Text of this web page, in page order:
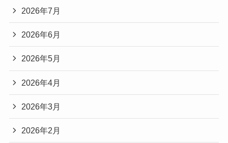
2026年7月
2026年6月
2026年5月
2026年4月
2026年3月
2026年2月